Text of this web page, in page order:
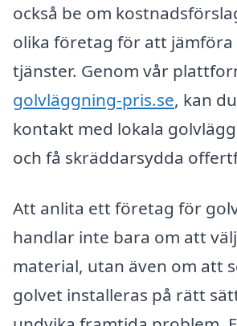
också be om
olika företag för att jämföra
tjänster. Genom vår
golvläggning-pris.se, kan
kontakt med lokala
och få skräddarsydda
Att anlita ett företag för
handlar inte bara om att
material, utan även om att
golvet installeras på rätt